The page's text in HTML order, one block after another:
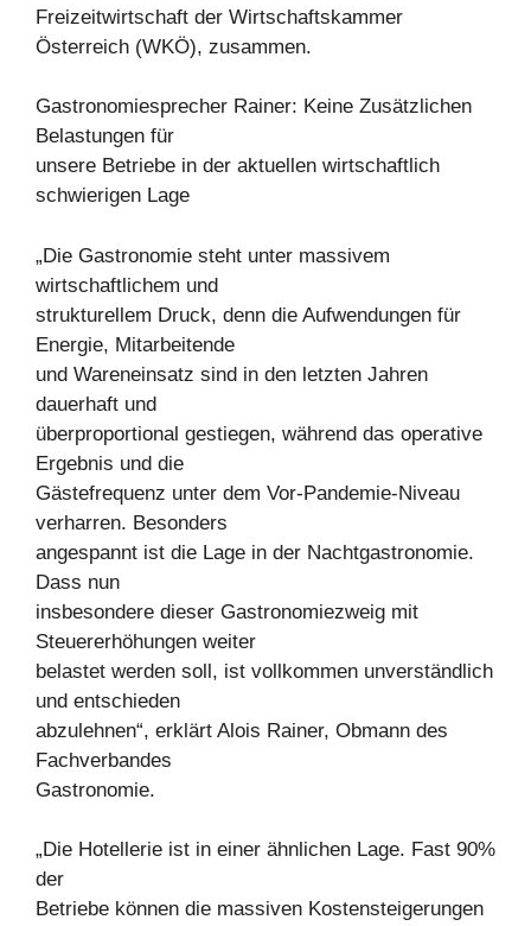
Freizeitwirtschaft der Wirtschaftskammer
Österreich (WKÖ), zusammen.
Gastronomiesprecher Rainer: Keine Zusätzlichen
Belastungen für
unsere Betriebe in der aktuellen wirtschaftlich
schwierigen Lage
„Die Gastronomie steht unter massivem
wirtschaftlichem und
strukturellem Druck, denn die Aufwendungen für
Energie, Mitarbeitende
und Wareneinsatz sind in den letzten Jahren
dauerhaft und
überproportional gestiegen, während das operative
Ergebnis und die
Gästefrequenz unter dem Vor-Pandemie-Niveau
verharren. Besonders
angespannt ist die Lage in der Nachtgastronomie.
Dass nun
insbesondere dieser Gastronomiezweig mit
Steuererhöhungen weiter
belastet werden soll, ist vollkommen unverständlich
und entschieden
abzulehnen“, erklärt Alois Rainer, Obmann des
Fachverbandes
Gastronomie.
„Die Hotellerie ist in einer ähnlichen Lage. Fast 90%
der
Betriebe können die massiven Kostensteigerungen